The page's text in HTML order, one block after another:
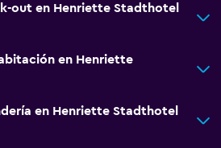
out en Henriette Stadthotel
en Henriette
en Henriette Stadthotel